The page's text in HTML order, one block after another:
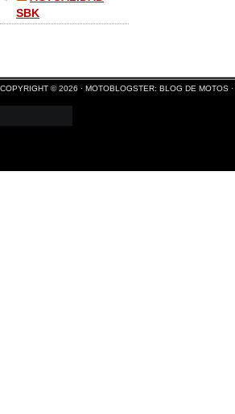
SBK
COPYRIGHT © 2026 · MOTOBLOGSTER: BLOG DE MOTOS ·